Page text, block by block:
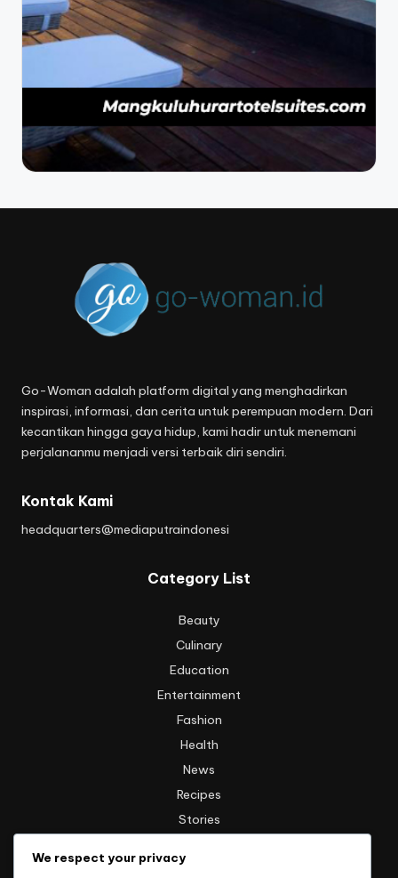
Go-Woman adalah platform digital yang menghadirkan
inspirasi, informasi, dan cerita untuk perempuan modern. Dari
kecantikan hingga gaya hidup, kami hadir untuk menemani
perjalananmu menjadi versi terbaik diri sendiri.
Kontak Kami
headquarters@mediaputraindonesi
Category List
Beauty
Culinary
Education
Entertainment
Fashion
Health
News
Recipes
Stories
Travel
We respect your privacy